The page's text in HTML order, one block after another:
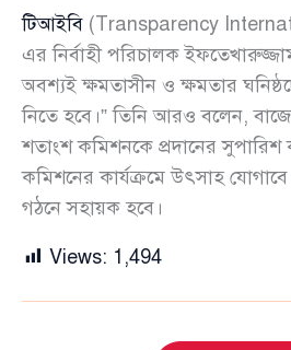
টিআইবি (Transparency
এর নির্বাহী পরিচালক
অবশ্যই ক্ষমতাসীন ও ক্ষমতার
নিতে হবে।” তিনি আরও বলেন,
শতাংশ কমিশনকে প্রদানের সুপারিশ
কমিশনের কার্যক্রমে উৎসাহ
গঠনে সহায়ক হবে।
Views: 1,494